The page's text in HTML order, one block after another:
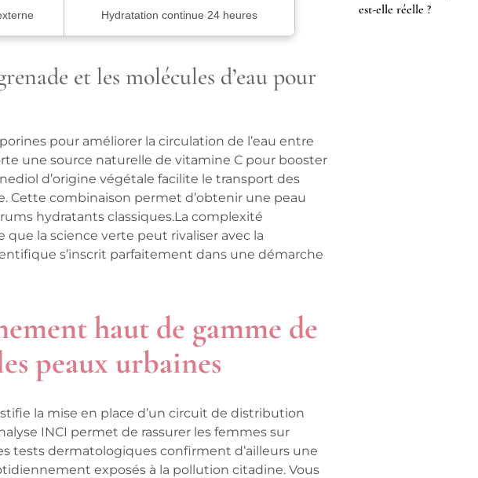
Hydratation continue 24 heures
et les molécules d’eau pour
pour améliorer la circulation de l’eau entre
une source naturelle de vitamine C pour booster
d’origine végétale facilite le transport des
Cette combinaison permet d’obtenir une peau
hydratants classiques.La complexité
la science verte peut rivaliser avec la
s’inscrit parfaitement dans une démarche
haut de gamme de
peaux urbaines
la mise en place d’un circuit de distribution
INCI permet de rassurer les femmes sur
tests dermatologiques confirment d’ailleurs une
exposés à la pollution citadine. Vous
est-elle réelle ?